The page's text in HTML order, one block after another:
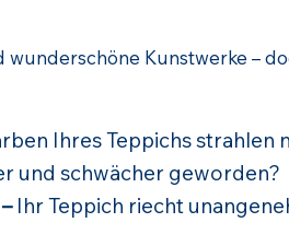
Kunstwerke –
Ihres Teppichs strahlen
und schwächer geworden?
Ihr Teppich riecht